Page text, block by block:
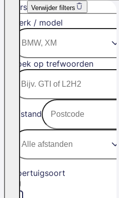
Filters Verwijder filters
Merk / model
Zoek op trefwoorden
Afstand
Voertuigsoort